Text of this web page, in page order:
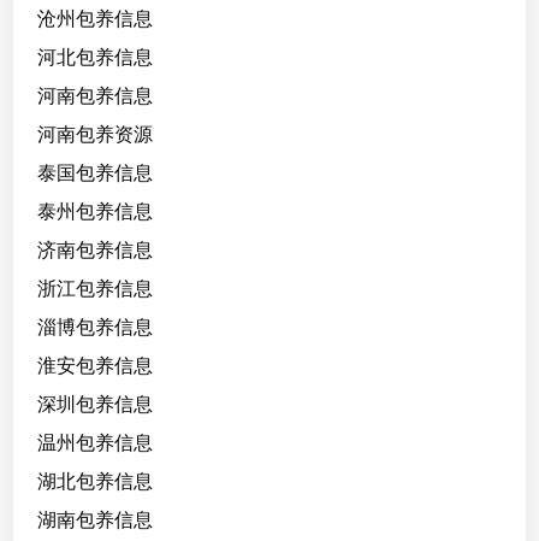
沧州包养信息
河北包养信息
河南包养信息
河南包养资源
泰国包养信息
泰州包养信息
济南包养信息
浙江包养信息
淄博包养信息
淮安包养信息
深圳包养信息
温州包养信息
湖北包养信息
湖南包养信息